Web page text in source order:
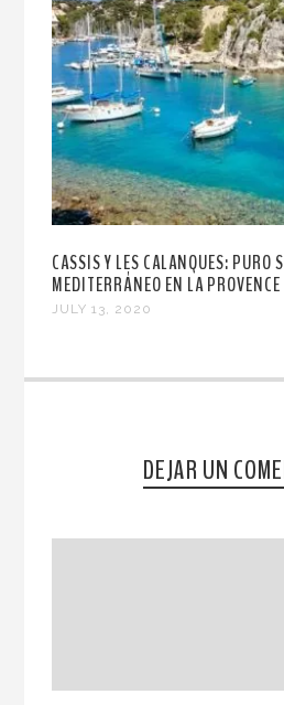
CASSIS Y LES CALANQUES: PURO
MEDITERRÁNEO EN LA PROVENCE
JULY 13, 2020
DEJAR UN